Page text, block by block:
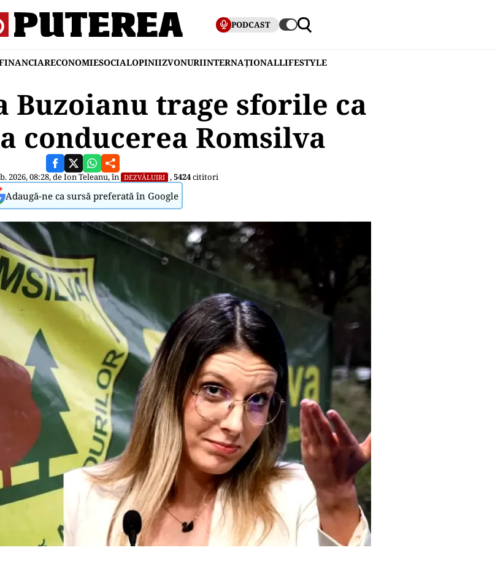
PODCAST
ECONOMIESOCIALOPINIIZVONURIINTERNAȚIONALLIFESTYLE
Buzoianu trage sforile ca
conducerea Romsilva
2026, 08:28, deIon Teleanu, în DEZVĂLUIRI ,5424cititori
Adaugă-ne ca sursă preferată în Google